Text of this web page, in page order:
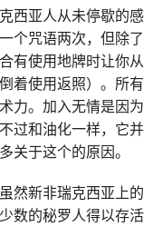
西亚人从未停歇的感
个咒语两次，但除了
有使用地牌时让你从
着使用返照）。所有
力。加入无情是因为
过和油化一样，它并
关于这个的原因。
然新非瑞克西亚上的
数的秘罗人得以存活